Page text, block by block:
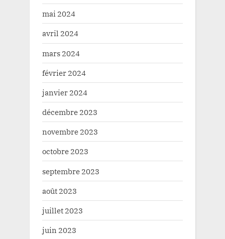
mai 2024
avril 2024
mars 2024
février 2024
janvier 2024
décembre 2023
novembre 2023
octobre 2023
septembre 2023
août 2023
juillet 2023
juin 2023